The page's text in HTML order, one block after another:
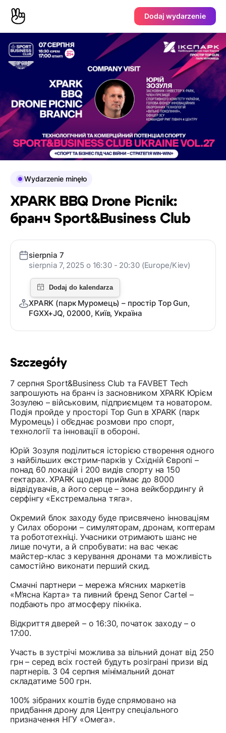
Dodaj wydarzenie
Szczegóły
7 серпня Sport&Business Club та FAVBET Tech
запрошують на бранч із засновником XPARK Юрієм
Зозулею – військовим, підприємцем та новатором.
Подія пройде у просторі Top Gun в XPARK (парк
Муромець) і об’єднає розмови про спорт,
технології та інновації в обороні.
Юрій Зозуля поділиться історією створення одного
з найбільших екстрим-парків у Східній Європі –
понад 60 локацій і 200 видів спорту на 150
гектарах. XPARK щодня приймає до 8000
відвідувачів, а його серце – зона вейкбордингу й
серфінгу «Екстремальна тяга».
Окремий блок заходу буде присвячено інноваціям
у Силах оборони – симуляторам, дронам, коптерам
та робототехніці. Учасники отримають шанс не
лише почути, а й спробувати: на вас чекає
майстер-клас з керування дронами та можливість
самостійно виконати перший скид.
Смачні партнери – мережа м’ясних маркетів
«М’ясна Карта» та пивний бренд Senor Cartel –
подбають про атмосферу пікніка.
Відкриття дверей – о 16:30, початок заходу – о
17:00.
Участь в зустрічі можлива за вільний донат від 250
грн – серед всіх гостей будуть розіграні призи від
партнерів. З 04 серпня мінімальний донат
складатиме 500 грн.
100% зібраних коштів буде спрямовано на
придбання дрону для Центру спеціального
призначення НГУ «Омега».
Wydarzenie minęło
XPARK BBQ Drone Picnik:
бранч Sport&Business Club
sierpnia 7
sierpnia 7, 2025 o 16:30 - 20:30 (Europe/Kiev)
XPARK (парк Муромець) – простір Top Gun,
FGXX+JQ, 02000, Київ, Україна